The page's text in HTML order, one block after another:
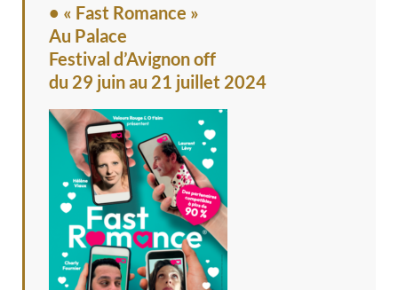
• « Fast Romance »
Au Palace
Festival d’Avignon off
du 29 juin au 21 juillet 2024